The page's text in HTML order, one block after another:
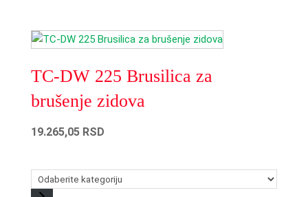
TC-DW 225 Brusilica za
brušenje zidova
19.265,05 RSD